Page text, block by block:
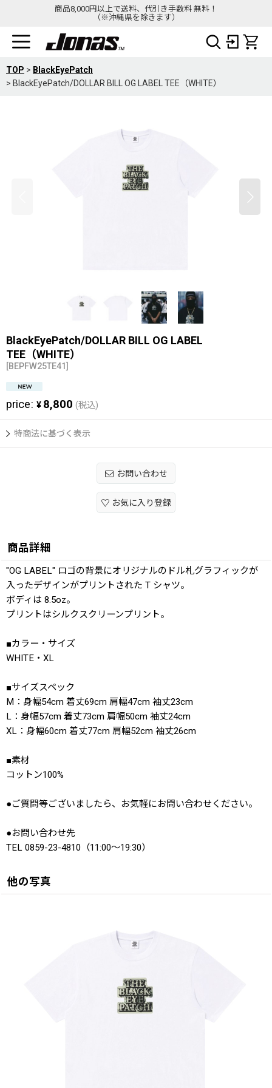
商品8,000円以上で送料、代引き手数料 無料！
（※沖縄県を除きます）
TOP > BlackEyePatch
> BlackEyePatch/DOLLAR BILL OG LABEL TEE（WHITE）
BlackEyePatch/DOLLAR BILL OG LABEL
TEE（WHITE）
[BEPFW25TE41]
price: ¥ 8,800 (税込)
特商法に基づく表示
お問い合わせ
お気に入り登録
商品詳細
"OG LABEL" ロゴの背景にオリジナルのドル札グラフィックが
入ったデザインがプリントされた T シャツ。
ボディは 8.5oz。
プリントはシルクスクリーンプリント。
■カラー・サイズ
WHITE・XL
■サイズスペック
M：身幅54cm 着丈69cm 肩幅47cm 袖丈23cm
L：身幅57cm 着丈73cm 肩幅50cm 袖丈24cm
XL：身幅60cm 着丈77cm 肩幅52cm 袖丈26cm
■素材
コットン100%
●ご質問等ございましたら、お気軽にお問い合わせください。
●お問い合わせ先
TEL 0859-23-4810（11:00〜19:30）
他の写真